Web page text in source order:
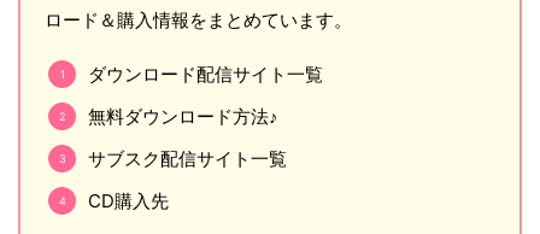
ロード＆購入情報をまとめています。
ダウンロード配信サイト一覧
無料ダウンロード方法♪
サブスク配信サイト一覧
CD購入先